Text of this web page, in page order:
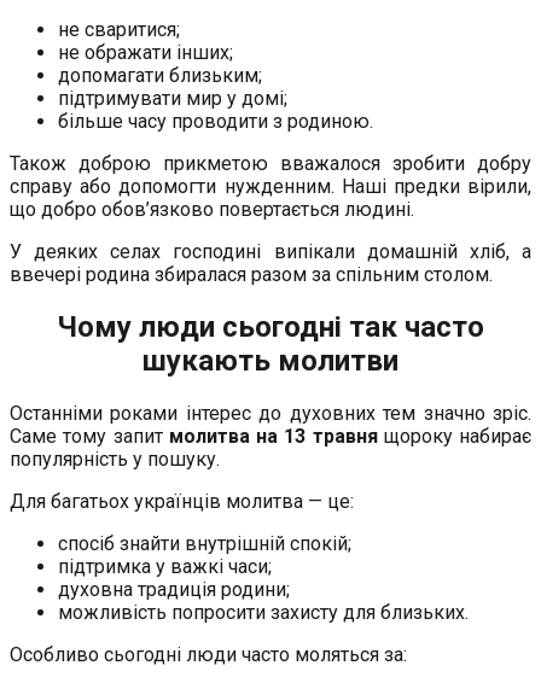
не сваритися;
не ображати інших;
допомагати близьким;
підтримувати мир у домі;
більше часу проводити з родиною.
Також доброю прикметою вважалося зробити добру
справу або допомогти нужденним. Наші предки вірили,
що добро обов’язково повертається людині.
У деяких селах господині випікали домашній хліб, а
ввечері родина збиралася разом за спільним столом.
Чому люди сьогодні так часто
шукають молитви
Останніми роками інтерес до духовних тем значно зріс.
Саме тому запит молитва на 13 травнящороку набирає
популярність у пошуку.
Для багатьох українців молитва — це:
спосіб знайти внутрішній спокій;
підтримка у важкі часи;
духовна традиція родини;
можливість попросити захисту для близьких.
Особливо сьогодні люди часто моляться за: